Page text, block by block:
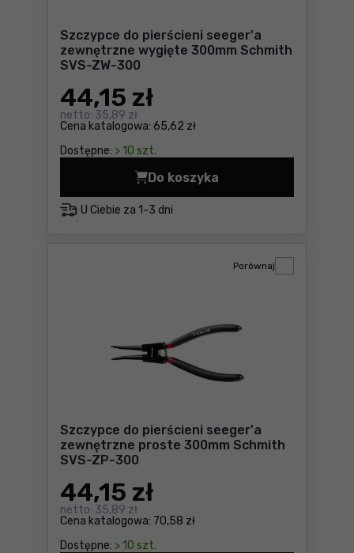
Szczypce do pierścieni seeger'a
zewnętrzne wygięte 300mm Schmith
SVS-ZW-300
Cena katalogowa: 65,62 zł
44,15 zł
netto: 35,89 zł
Dostępne: > 10 szt.
U Ciebie za 1-3 dni
Do koszyka
Szczypce do pierścieni
Szczypce do pierścieni seeger'a
zewnętrzne proste 300mm Schmith
SVS-ZP-300
Cena katalogowa: 70,58 zł
44,15 zł
netto: 35,89 zł
Dostępne: > 10 szt.
Porównaj